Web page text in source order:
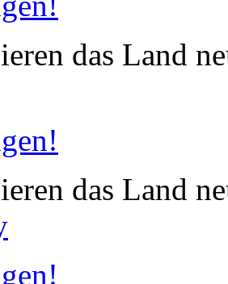
das Land
das Land